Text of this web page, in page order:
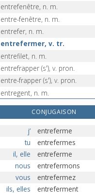
entrefenêtre, n. m.
entre-fenêtre, n. m.
entrefer, n. m.
entrefermer, v. tr.
entrefilet, n. m.
entrefrapper (s'), v. pron.
entre-frapper (s'), v. pron.
entregent, n. m.
entrégorger (s'), v. pron.
entr'égorger (s'), v. pron.
entre-haïr s', v. récipr.[7
entrejambe, n. m.
entrelacement, n. m.
CONJUGAISON
j’
entreferme
tu
entrefermes
il, elle
entreferme
nous
entrefermons
vous
entrefermez
ils, elles
entreferment